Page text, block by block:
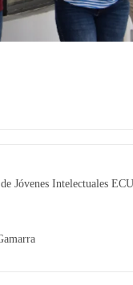
Jóvenes Intelectuales